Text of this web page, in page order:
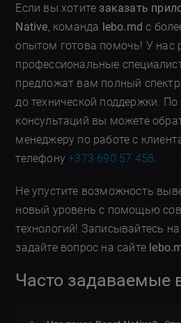
Если вы хотите заказать
Native, команда lebo.md с
опытом готова помочь! У нас
профессиональные
предложат вам полный спектр
до технической поддержки.
консультаций вы можете
менеджеру по работе с
телефону+373 690 57 458
Не упустите возможность
новый уровень с помощью
технологий! Записывайтесь
задайте вопрос на сайте
Часто задаваемые